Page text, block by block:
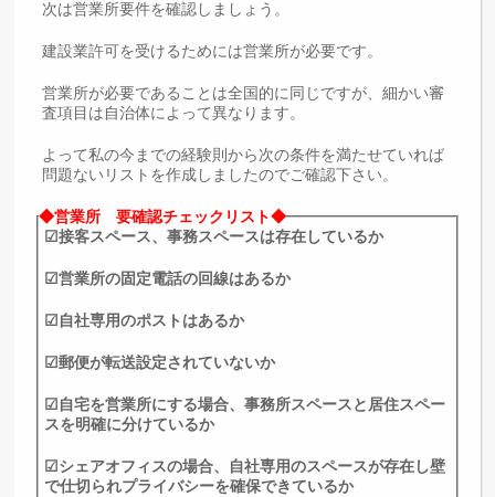
次は営業所要件を確認しましょう。
建設業許可を受けるためには営業所が必要です。
営業所が必要であることは全国的に同じですが、細かい審
査項目は自治体によって異なります。
よって私の今までの経験則から次の条件を満たせていれば
問題ないリストを作成しましたのでご確認下さい。
◆営業所 要確認チェックリスト◆
☑接客スペース、事務スペースは存在しているか
☑営業所の固定電話の回線はあるか
☑自社専用のポストはあるか
☑郵便が転送設定されていないか
☑自宅を営業所にする場合、事務所スペースと居住スペー
スを明確に分けているか
☑シェアオフィスの場合、自社専用のスペースが存在し壁
で仕切られプライバシーを確保できているか